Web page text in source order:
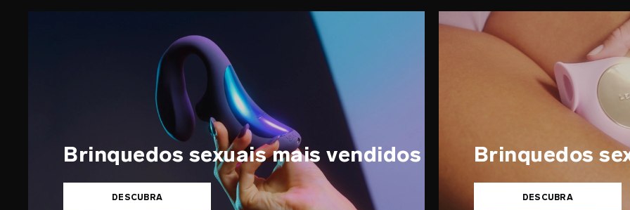
Brinquedos sexuais mais vendidos
DESCUBRA
Brinquedos
DESCUBRA